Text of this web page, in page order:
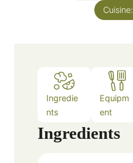
Cuisine:
Ingredie
nts
Equipm
ent
Ingredients